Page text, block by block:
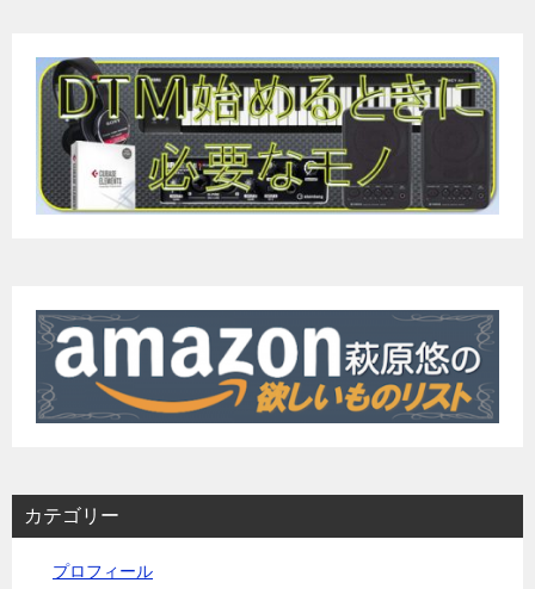
カテゴリー
プロフィール